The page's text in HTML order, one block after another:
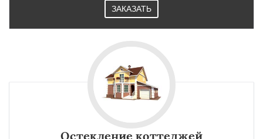
ЗАКАЗАТЬ
Остекление коттеджей